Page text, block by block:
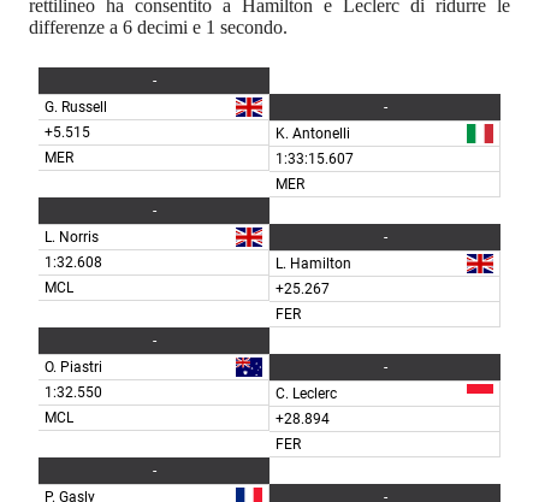
rettilineo ha consentito a Hamilton e Leclerc di ridurre le
differenze a 6 decimi e 1 secondo.